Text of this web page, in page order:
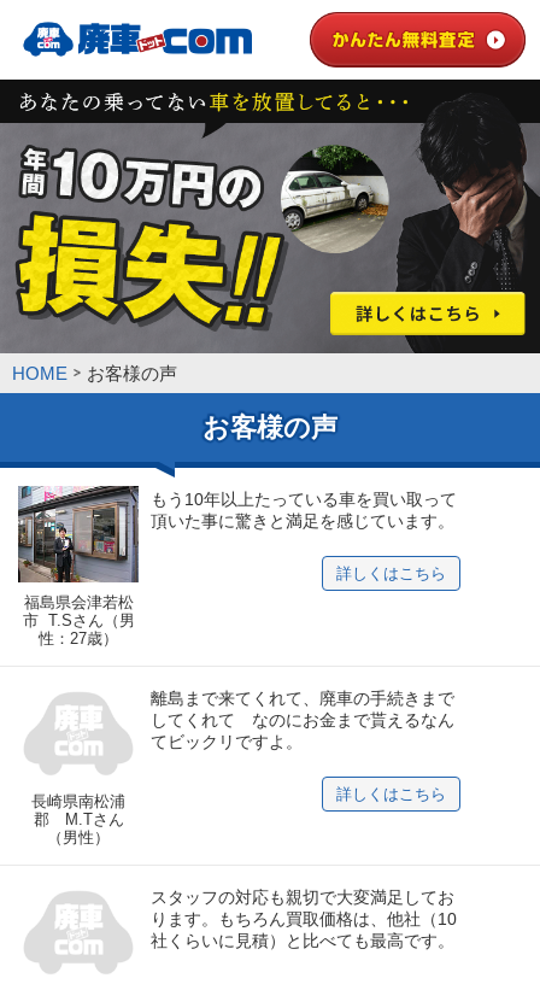
HOME お客様の声
お客様の声
福島県会津若松
市 T.Sさん（男
性：27歳）
もう10年以上たっている車を買い取って
頂いた事に驚きと満足を感じています。
詳しくはこちら
長崎県南松浦
郡 M.Tさん
（男性）
離島まで来てくれて、廃車の手続きまで
してくれて なのにお金まで貰えるなん
てビックリですよ。
詳しくはこちら
スタッフの対応も親切で大変満足してお
ります。もちろん買取価格は、他社（10
社くらいに見積）と比べても最高です。